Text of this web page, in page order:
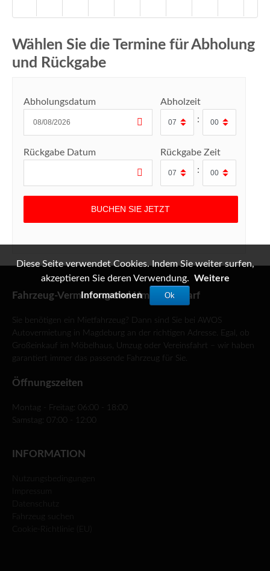
Wählen Sie die Termine für Abholung
und Rückgabe
Abholungsdatum
Abholzeit
:
Rückgabe Datum
Rückgabe Zeit
:
Fahrzeug-Vermietung und Umzugsbedarf
Sie benötigen ein Mietfahrzeug? Dann sind Sie bei AWOS
Autovermietung in Magdeburg an der richtigen Adresse. Egal, ob
Großeinkauf im Möbelhaus, Umzug oder Vereinsfahrt – wir haben
garantiert immer das passende Fahrzeug für Sie.
Öffnungszeiten
Montag - Freitag: 06:00 - 18:00
Samstag: 07:00 - 12:00
INFORMATION
Nutzungsbedingungen
Fahrzeug suchen
Cookie-Richtlinie (EU)
Diese Seite verwendet Cookies. Indem Sie weiter surfen,
akzeptieren Sie deren Verwendung. Weitere
Informationen
Ok